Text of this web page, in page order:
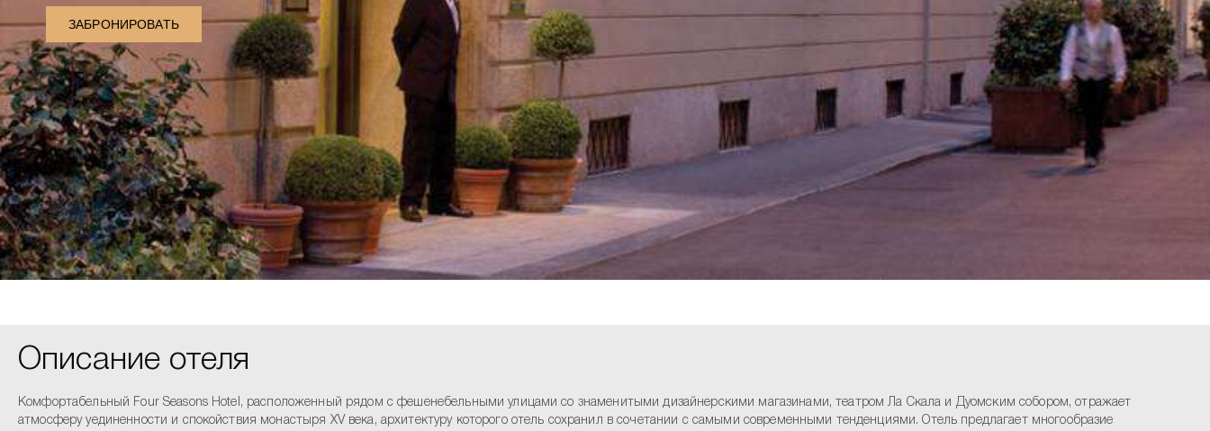
ЗАБРОНИРОВАТЬ
Описание отеля
Комфортабельный Four Seasons Hotel, расположенный рядом с фешенебельными улицами со знаменитыми дизайнерскими магазинами, театром Ла Скала и Дуомским собором, отражает
атмосферу уединенности и спокойствия монастыря XV века, архитектуру которого отель сохранил в сочетании с самыми современными тенденциями. Отель предлагает многообразие